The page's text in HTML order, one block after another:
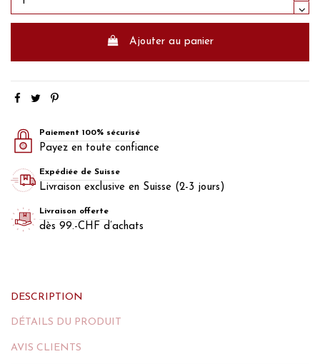
Ajouter au panier
Paiement 100% sécurisé
Payez en toute confiance
Expédiée de Suisse
Livraison exclusive en Suisse (2-3 jours)
Livraison offerte
dès 99.-CHF d’achats
DESCRIPTION
DÉTAILS DU PRODUIT
AVIS CLIENTS